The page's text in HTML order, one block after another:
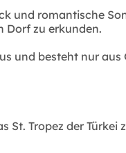
und romantische
Dorf zu erkunden.
und besteht nur aus
Tropez der Türkei